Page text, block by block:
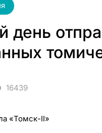
день
16439
«Томск-II»